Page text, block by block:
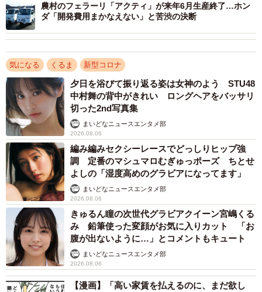
ルスの影響で、誰とも知れない人とクルマを共有するリス
ク、営業形態上クルマの除菌が徹底しにくいことなどが影
響したのではないかとみられます。さらに、外出制限でそ
もそも人が移動しなくなったことなどもあって、利用率が
激減したのです。
5月以降、また利用が伸び始めた
ただ、その後の様子を見るとこの減少は一時的なものだ
ったようです。緊急事態宣言が解除され、またGOTOトラ
ベル事業が開始されるなどもあって、人の移動が自由にな
り、さらにテレワーク以外の人の通勤の移動が徐々に戻り
はじめると、今度は公共交通機関の利用を避けたい人たち
にカーシェアが注目されはじめたのです。
言うまでもなくクルマはプライベートな空間を確保でき
ますので、電車やバスなどと比べて感染のリスクが少ない
と考えられます。またこれは特に最近言われるようになっ
たことですが、新型コロナウイルスの感染は飛沫によるも
農村のフェラーリ「アクティ」が来年6月生産終了…ホン
ダ「開発費用まかなえない」と苦渋の決断
気になる くるま 新型コロナ
夕日を浴びて振り返る姿は女神のよう STU48
中村舞の背中がきれい ロングヘアをバッサリ
切った2nd写真集
まいどなニュースエンタメ部
2026.08.06
編み編みセクシーレースでどっしりヒップ強
調 定番のマシュマロむぎゅっポーズ ちとせ
よしの「湿度高めのグラビアになってます」
まいどなニュースエンタメ部
2026.08.06
きゅるん瞳の次世代グラビアクイーン宮嶋くる
み 鉛筆使った変顔がお気に入りカット 「お
腹が出ないように…」とコメントもキュート
まいどなニュースエンタメ部
2026.08.06
【漫画】「高い家賃を払えるのに、まだ欲し